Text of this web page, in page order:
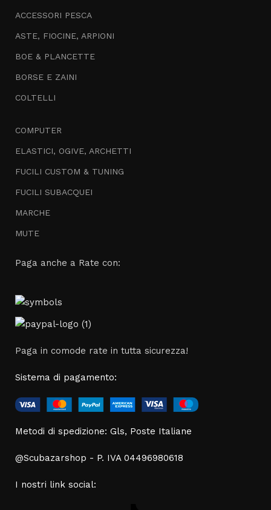
ACCESSORI PESCA
ASTE, FIOCINE, ARPIONI
BOE & PLANCETTE
BORSE E ZAINI
COLTELLI
COMPUTER
ELASTICI, OGIVE, ARCHETTI
FUCILI CUSTOM & TUNING
FUCILI SUBACQUEI
MARCHE
MUTE
Paga anche a Rate con:
Paga in comode rate in tutta sicurezza!
Sistema di pagamento:
Metodi di spedizione: Gls, Poste Italiane
@Scubazarshop - P. IVA 04496980618
I nostri link social: